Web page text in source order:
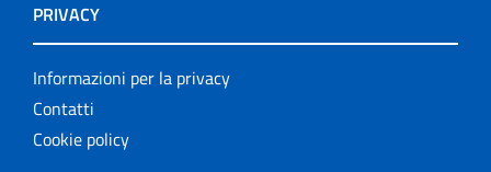
PRIVACY
Informazioni per la privacy
Contatti
Cookie policy